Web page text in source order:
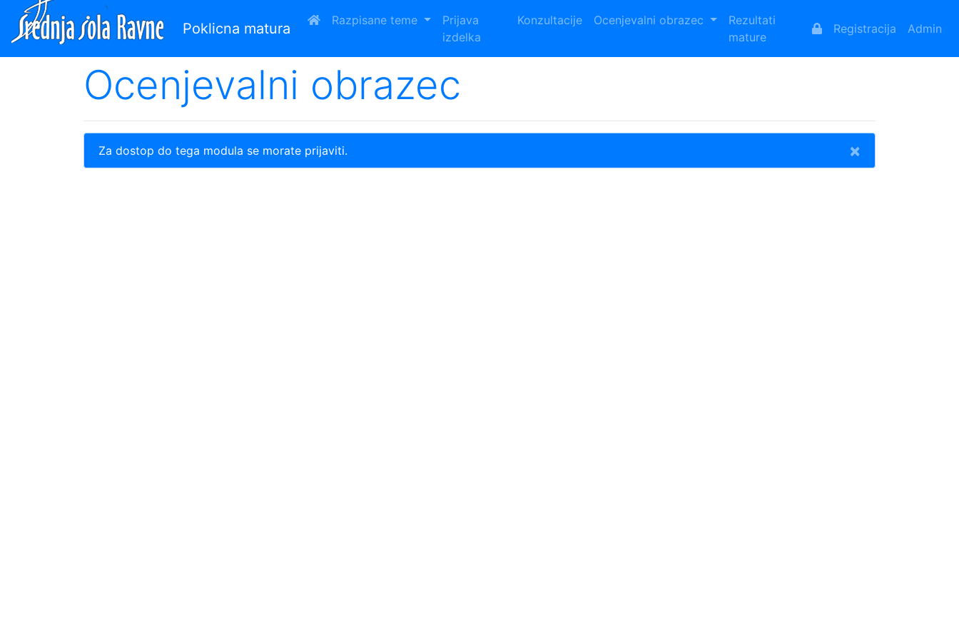
Poklicna matura Razpisane teme
Prijava
izdelka
Konzultacije Ocenjevalni obrazec
Rezultati
mature
Registracija Admin
Ocenjevalni obrazec
Za dostop do tega modula se morate prijaviti. ×